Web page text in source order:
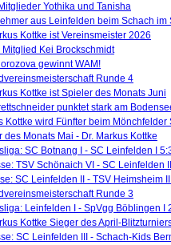
Yothika und Tanisha
aus Leinfelden beim Schach
Kottke ist Vereinsmeister 2026
Mitglied Kei Brockschmidt
gewinnt WAM!
Runde 4
Kottke ist Spieler des Monats Juni
punktet stark am
Kottke wird Fünfter beim
des Monats Mai - Dr. Markus Kottke
SC Botnang I - SC Leinfelden I
TSV Schönaich VI - SC Leinfelden
SC Leinfelden II - TSV Heimsheim
Runde 3
Leinfelden I - SpVgg Böblingen I
Kottke Sieger des April-
SC Leinfelden III - Schach-Kids